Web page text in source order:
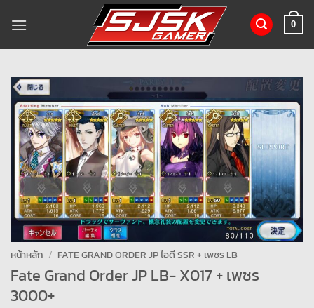
0
หน้าหลัก / FATE GRAND ORDER JP ไอดี SSR + เพชร LB
Fate Grand Order JP LB- X017 + เพชร
3000+